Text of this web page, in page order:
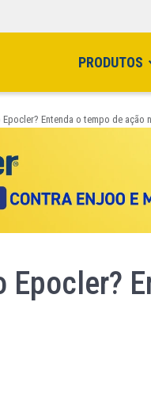
PRODUTOS
Entenda o tempo de ação
Epocler?